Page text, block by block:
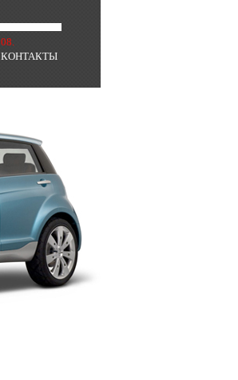
08.
КОНТАКТЫ